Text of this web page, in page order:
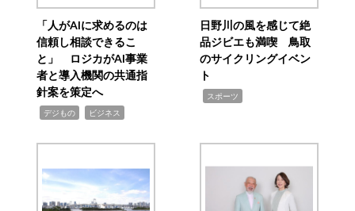
「人がAIに求めるのは
信頼し相談できるこ
と」 ロジカがAI事業
者と導入機関の共通指
針案を策定へ
デジもの ビジネス
日野川の風を感じて絶
品ジビエも満喫 鳥取
のサイクリングイベン
ト
スポーツ